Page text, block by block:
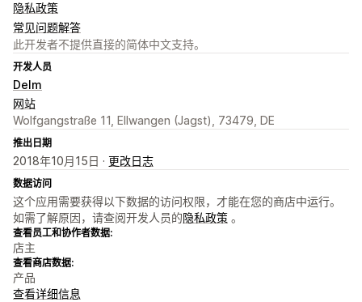
隐私政策
常见问题解答
此开发者不提供直接的简体中文支持。
开发人员
Delm
网站
Wolfgangstraße 11, Ellwangen (Jagst), 73479, DE
推出日期
2018年10月15日 · 更改日志
数据访问
这个应用需要获得以下数据的访问权限，才能在您的商店中运行。
如需了解原因，请查阅开发人员的隐私政策 。
查看员工和协作者数据:
店主
查看商店数据:
产品
查看详细信息